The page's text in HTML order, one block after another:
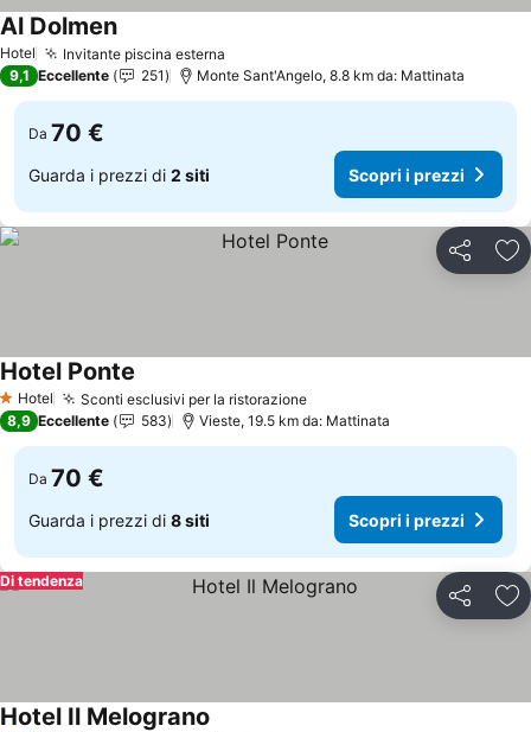
Hotel Invitante piscina esterna
Al DolmenScopri i prezzi
9,1 Eccellente 251 Monte Sant'Angelo, 8.8 km da: Mattinata
Da 70 €
Guarda i prezzi di 2 siti Scopri i prezzi
Condividi
1 Stelle
Hotel Sconti esclusivi per la ristorazioneScopri i prezzi
Hotel Ponte
8,9 Eccellente 583 Vieste, 19.5 km da: Mattinata
Da 70 €
Guarda i prezzi di 8 siti Scopri i prezzi
Condividi
Di tendenza
Hotel Il Melograno